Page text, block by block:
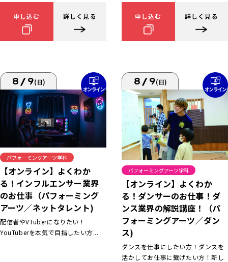
申し込む 詳しく見る 申し込む 詳しく見る
8/9(日)
パフォーミングアーツ学科
【オンライン】よくわか
る！インフルエンサー業界
のお仕事（パフォーミング
アーツ／ネットタレント)
配信者やVTuberになりたい！
YouTuberを本気で目指したい方...
8/9(日)
パフォーミングアーツ学科
【オンライン】よくわか
る！ダンサーのお仕事！ダ
ンス業界の解説講座！（パ
フォーミングアーツ／ダン
ス)
ダンスを仕事にしたい方！ダンスを
活かしてお仕事に繋げたい方！新し